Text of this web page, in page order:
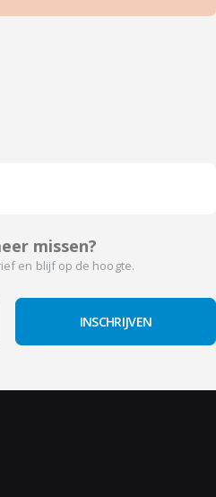
missen?
en blijf op de hoogte.
INSCHRIJVEN